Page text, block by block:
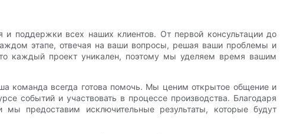
поддержки всех наших клиентов. От первой консультации до
этапе, отвечая на ваши вопросы, решая ваши проблемы и
каждый проект уникален, поэтому мы уделяем время вашим
команда всегда готова помочь. Мы ценим открытое общение и
событий и участвовать в процессе производства. Благодаря
предоставим исключительные результаты, которые будут